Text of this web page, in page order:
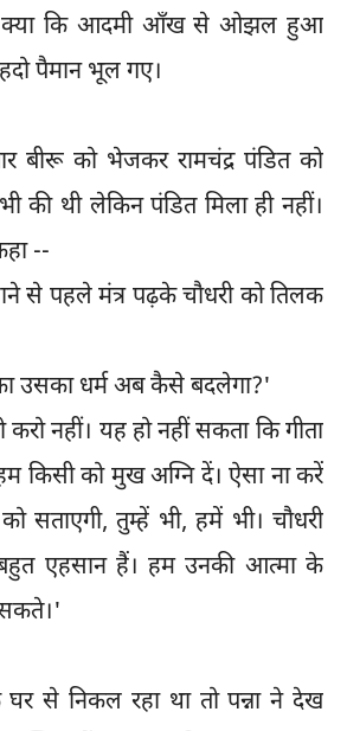
क्या कि आदमी आँख से ओझल हुआ
पैमान भूल गए।
बीरू को भेजकर रामचंद्र पंडित को
की थी लेकिन पंडित मिला ही नहीं।
--
से पहले मंत्र पढ़के चौधरी को तिलक
उसका धर्म अब कैसे बदलेगा?'
नहीं। यह हो नहीं सकता कि गीता
किसी को मुख अग्नि दें। ऐसा ना करें
सताएगी, तुम्हें भी, हमें भी। चौधरी
एहसान हैं। हम उनकी आत्मा के
से निकल रहा था तो पन्ना ने देख